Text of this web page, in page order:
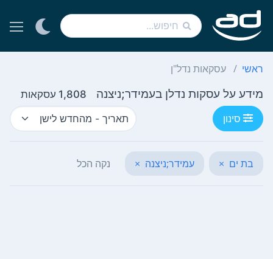
ראשי עסקאות נדל"ן
מידע על עסקות נדלן בעמידר;ניצנה
1,808 עסקאות
סינון
בת ים × עמידר;ניצנה × נקה הכל